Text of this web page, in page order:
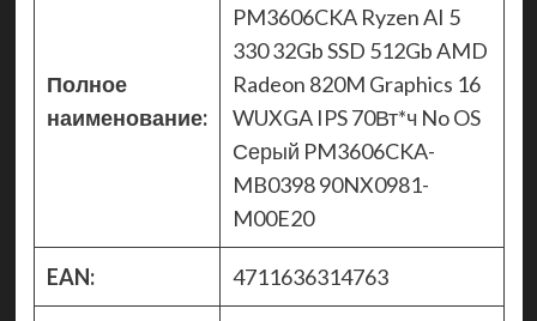
Полное
наименование:
PM3606CKA Ryzen AI 5
330 32Gb SSD 512Gb AMD
Radeon 820M Graphics 16
WUXGA IPS 70Вт*ч No OS
Серый PM3606CKA-
MB0398 90NX0981-
M00E20
EAN: 4711636314763